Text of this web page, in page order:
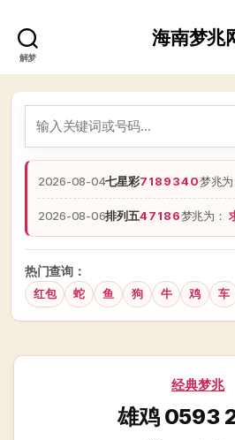
解梦
海南梦兆
2026-08-04七星彩7189340梦兆
2026-08-06排列五47186梦兆为：
热门查询：
红包 蛇 鱼 狗 牛 鸡 车
分
经典梦兆
雄鸡 0593